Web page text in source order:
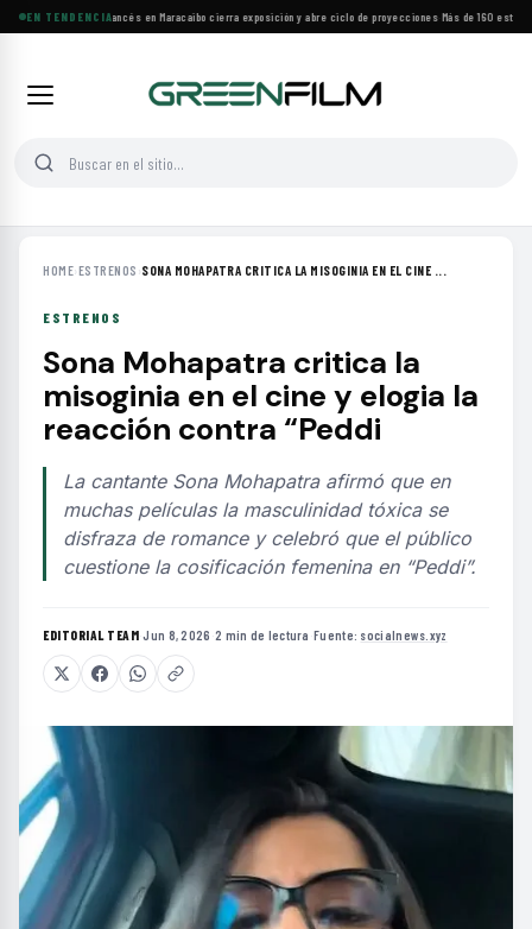
EN TENDENCIA
Festival de Cine Francés en Maracaibo cierra exposición y abre ciclo de proyecciones·Más de 160
HOME›ESTRENOS ›SONA MOHAPATRA CRITICA LA MISOGINIA EN EL CINE ...
ESTRENOS
Sona Mohapatra critica la
misoginia en el cine y elogia la
reacción contra “Peddi
La cantante Sona Mohapatra afirmó que en
muchas películas la masculinidad tóxica se
disfraza de romance y celebró que el público
cuestione la cosificación femenina en “Peddi”.
EDITORIAL TEAM·Jun 8, 2026 ·2 min de lectura ·Fuente: socialnews.xyz